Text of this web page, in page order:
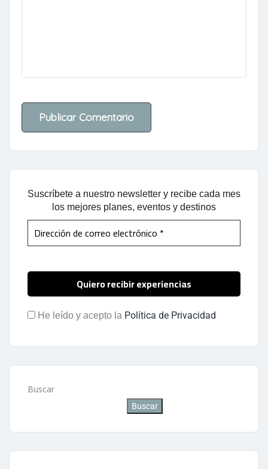
Suscríbete a nuestro newsletter y recibe cada mes
los mejores planes, eventos y destinos
He leído y acepto la Política de Privacidad
Buscar
Buscar